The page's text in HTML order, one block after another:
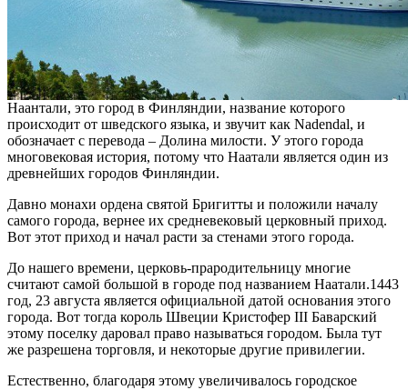
Наантали, это город в Финляндии, название которого
происходит от шведского языка, и звучит как Nadendal, и
обозначает с перевода – Долина милости. У этого города
многовековая история, потому что Наатали является один из
древнейших городов Финляндии.
Давно монахи ордена святой Бригитты и положили началу
самого города, вернее их средневековый церковный приход.
Вот этот приход и начал расти за стенами этого города.
До нашего времени, церковь-прародительницу многие
считают самой большой в городе под названием Наатали.1443
год, 23 августа является официальной датой основания этого
города. Вот тогда король Швеции Кристофер III Баварский
этому поселку даровал право называться городом. Была тут
же разрешена торговля, и некоторые другие привилегии.
Естественно, благодаря этому увеличивалось городское